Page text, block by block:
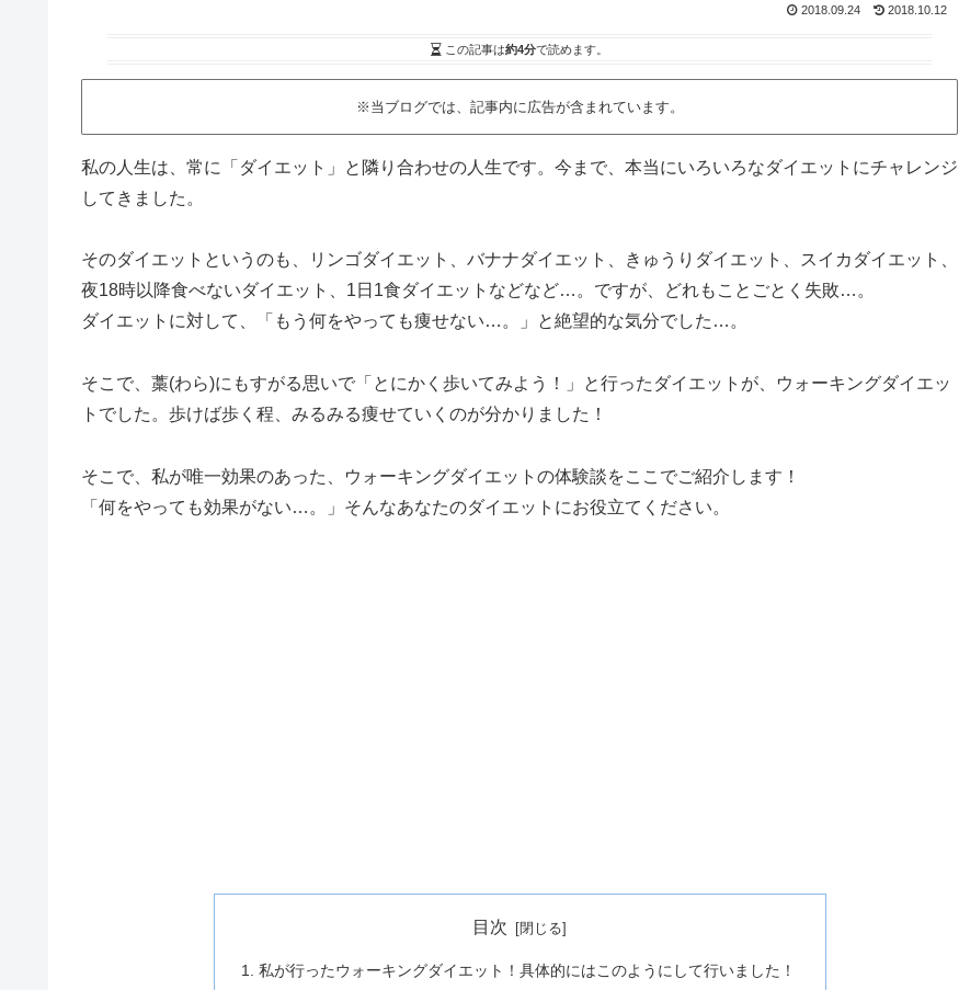
2018.09.24 2018.10.12
この記事は約4分で読めます。
※当ブログでは、記事内に広告が含まれています。
私の人生は、常に「ダイエット」と隣り合わせの人生です。今まで、本当にいろいろなダイエットにチャレンジ
してきました。
そのダイエットというのも、リンゴダイエット、バナナダイエット、きゅうりダイエット、スイカダイエット、
夜18時以降食べないダイエット、1日1食ダイエットなどなど…。ですが、どれもことごとく失敗…。
ダイエットに対して、「もう何をやっても痩せない…。」と絶望的な気分でした…。
そこで、藁(わら)にもすがる思いで「とにかく歩いてみよう！」と行ったダイエットが、ウォーキングダイエッ
トでした。歩けば歩く程、みるみる痩せていくのが分かりました！
そこで、私が唯一効果のあった、ウォーキングダイエットの体験談をここでご紹介します！
「何をやっても効果がない…。」そんなあなたのダイエットにお役立てください。
目次
私が行ったウォーキングダイエット！具体的にはこのようにして行いました！